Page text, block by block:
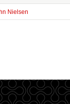
Nielsen